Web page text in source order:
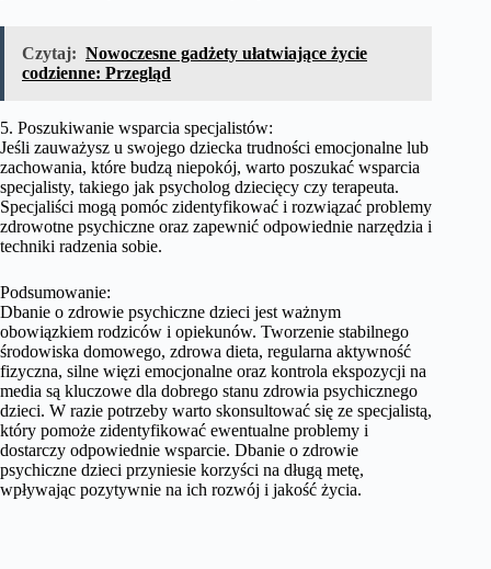
Czytaj: Nowoczesne gadżety ułatwiające życie
codzienne: Przegląd
5. Poszukiwanie wsparcia specjalistów:
Jeśli zauważysz u swojego dziecka trudności emocjonalne lub
zachowania, które budzą niepokój, warto poszukać wsparcia
specjalisty, takiego jak psycholog dziecięcy czy terapeuta.
Specjaliści mogą pomóc zidentyfikować i rozwiązać problemy
zdrowotne psychiczne oraz zapewnić odpowiednie narzędzia i
techniki radzenia sobie.
Podsumowanie:
Dbanie o zdrowie psychiczne dzieci jest ważnym
obowiązkiem rodziców i opiekunów. Tworzenie stabilnego
środowiska domowego, zdrowa dieta, regularna aktywność
fizyczna, silne więzi emocjonalne oraz kontrola ekspozycji na
media są kluczowe dla dobrego stanu zdrowia psychicznego
dzieci. W razie potrzeby warto skonsultować się ze specjalistą,
który pomoże zidentyfikować ewentualne problemy i
dostarczy odpowiednie wsparcie. Dbanie o zdrowie
psychiczne dzieci przyniesie korzyści na długą metę,
wpływając pozytywnie na ich rozwój i jakość życia.